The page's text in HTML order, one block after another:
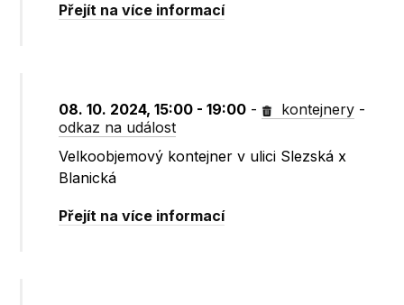
Přejít na více informací
08. 10. 2024, 15:00 - 19:00 - kontejnery -
odkaz na událost
Velkoobjemový kontejner v ulici Slezská x
Blanická
Přejít na více informací